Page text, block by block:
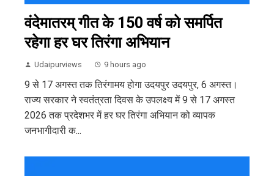
वंदेमातरम् गीत के 150 वर्ष को समर्पित
रहेगा हर घर तिरंगा अभियान
Udaipurviews 9 hours ago
9 से 17 अगस्त तक तिरंगामय होगा उदयपुर उदयपुर, 6 अगस्त।
राज्य सरकार ने स्वतंत्रता दिवस के उपलक्ष्य में 9 से 17 अगस्त
2026 तक प्रदेशभर में हर घर तिरंगा अभियान को व्यापक
जनभागीदारी क...